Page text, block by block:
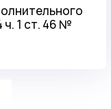
ч. 1 ст. 46 №